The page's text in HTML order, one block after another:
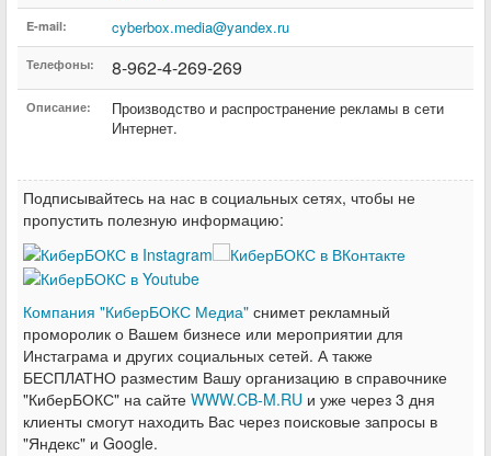
E-mail: cyberbox.media@yandex.ru
Телефоны: 8-962-4-269-269
Описание:
Производство и распространение рекламы в сети
Интернет.
Подписывайтесь на нас в социальных сетях, чтобы не
пропустить полезную информацию:
Компания "КиберБОКС Медиа" снимет рекламный
проморолик о Вашем бизнесе или мероприятии для
Инстаграма и других социальных сетей. А также
БЕСПЛАТНО разместим Вашу организацию в справочнике
"КиберБОКС" на сайте WWW.CB-M.RU и уже через 3 дня
клиенты смогут находить Вас через поисковые запросы в
"Яндекс" и Google.